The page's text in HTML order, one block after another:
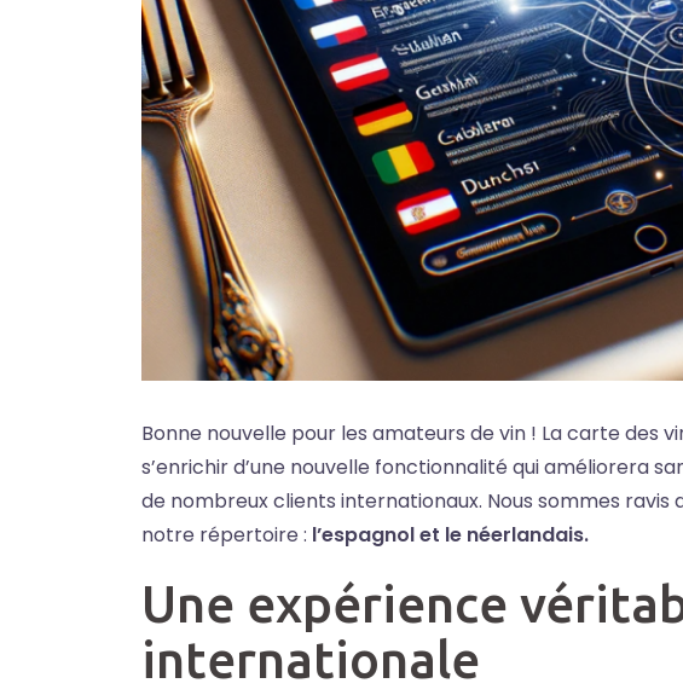
Bonne nouvelle pour les amateurs de vin ! La carte des
s’enrichir d’une nouvelle fonctionnalité qui améliorera
de nombreux clients internationaux. Nous sommes ravis
notre répertoire : l’espagnol et le néerlandais.
Une expérience
internationale